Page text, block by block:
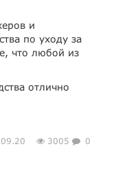
и
по уходу за
что любой из
отлично
3005 0